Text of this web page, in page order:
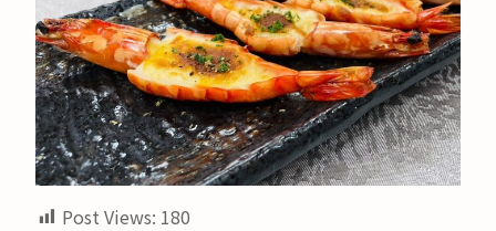
Post Views: 180